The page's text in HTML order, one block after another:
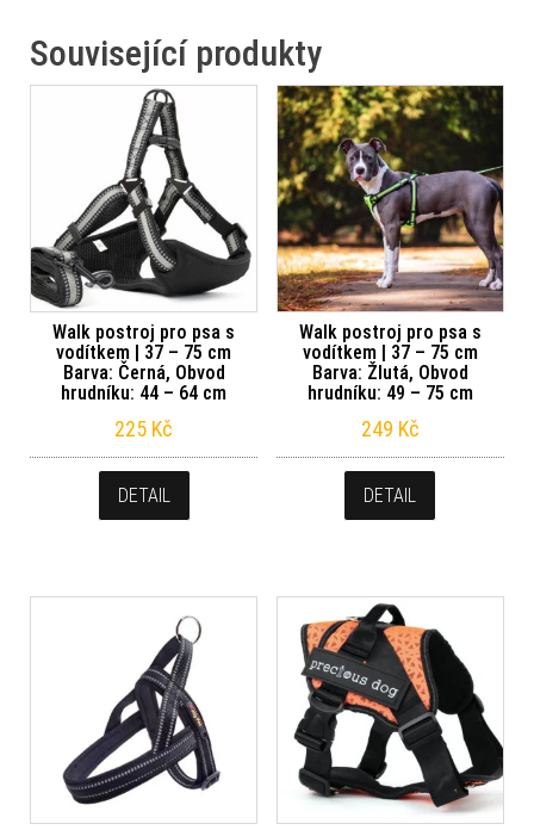
Související produkty
Walk postroj pro psa s
vodítkem | 37 – 75 cm
Barva: Černá, Obvod
hrudníku: 44 – 64 cm
225 Kč
DETAIL
Walk postroj pro psa s
vodítkem | 37 – 75 cm
Barva: Žlutá, Obvod
hrudníku: 49 – 75 cm
249 Kč
DETAIL